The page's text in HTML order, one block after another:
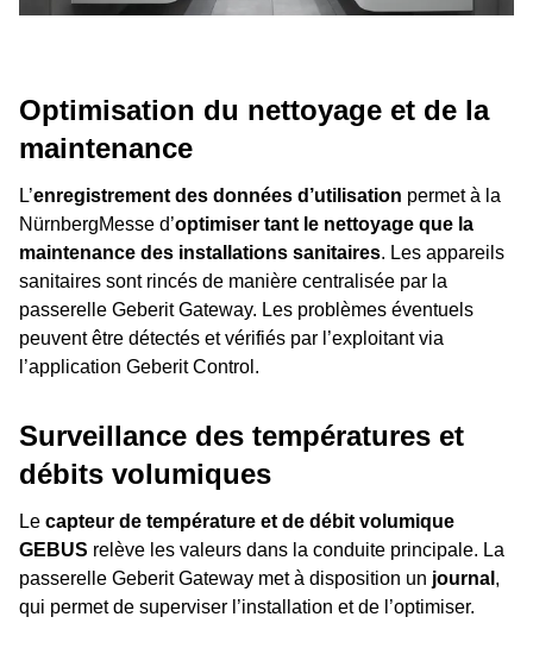
Optimisation du nettoyage et de la
maintenance
L’enregistrement des données d’utilisation permet à la
NürnbergMesse d’optimiser tant le nettoyage que la
maintenance des installations sanitaires. Les appareils
sanitaires sont rincés de manière centralisée par la
passerelle Geberit Gateway. Les problèmes éventuels
peuvent être détectés et vérifiés par l’exploitant via
l’application Geberit Control.
Surveillance des températures et
débits volumiques
Le capteur de température et de débit volumique
GEBUS relève les valeurs dans la conduite principale. La
passerelle Geberit Gateway met à disposition un journal ,
qui permet de superviser l’installation et de l’optimiser.